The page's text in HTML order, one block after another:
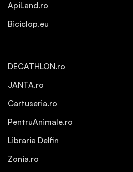
ApiLand.ro
Biciclop.eu
DECATHLON.ro
JANTA.ro
Cartuseria.ro
PentruAnimale.ro
Libraria Delfin
Zonia.ro